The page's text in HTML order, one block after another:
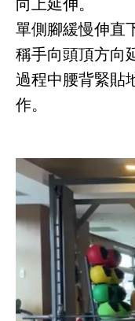
向上延伸。
單側腳緩慢伸直
稱手向頭頂方向
過程中腰背緊貼
作。